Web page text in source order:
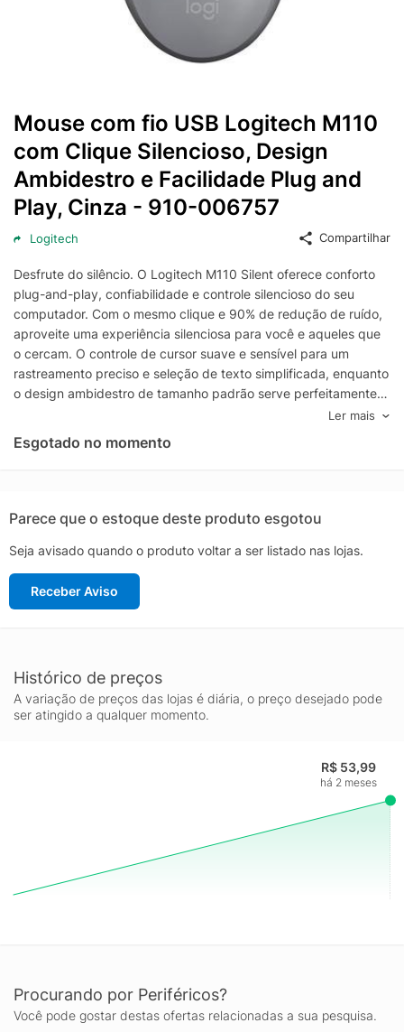
Mouse com fio USB Logitech M110
com Clique Silencioso, Design
Ambidestro e Facilidade Plug and
Play, Cinza - 910-006757
Logitech Compartilhar
Desfrute do silêncio. O Logitech M110 Silent oferece conforto
plug-and-play, confiabilidade e controle silencioso do seu
computador. Com o mesmo clique e 90% de redução de ruído,
aproveite uma experiência silenciosa para você e aqueles que
o cercam. O controle de cursor suave e sensível para um
rastreamento preciso e seleção de texto simplificada, enquanto
o design ambidestro de tamanho padrão serve perfeitamente à
mão direita e esquerda. Este mouse simples de instalar e usar
não precisa de instalação de software. Basta conectar o cabo
na porta USB e usá-lo imediatamente.
Ler mais
Esgotado no momento
Parece que o estoque deste produto esgotou
Seja avisado quando o produto voltar a ser listado nas lojas.
Receber Aviso
Histórico de preços
A variação de preços das lojas é diária, o preço desejado pode
ser atingido a qualquer momento.
R$ 53,99
há 2 meses
Procurando por Periféricos?
Você pode gostar destas ofertas relacionadas a sua pesquisa.